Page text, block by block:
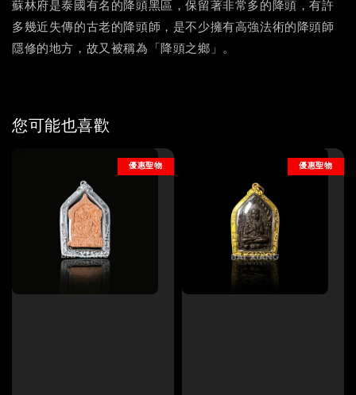
蘇林府是泰國有名的降頭黑區，保留著非常多的降頭，有許
多幾近失傳的古老的降頭師，是不少擁有高強法術的降頭師
隱修的地方，故又被稱為「降頭之鄉」。
您可能也喜歡
優惠聖物 優惠聖物